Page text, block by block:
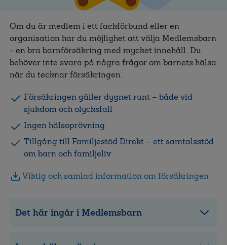
Om du är medlem i ett fackförbund eller en
organisation har du möjlighet att välja Medlemsbarn
- en bra barnförsäkring med mycket innehåll. Du
behöver inte svara på några frågor om barnets hälsa
när du tecknar försäkringen.
Försäkringen gäller dygnet runt – både vid
sjukdom och olycksfall
Ingen hälsoprövning
Tillgång till Familjestöd Direkt – ett samtalsstöd
om barn och familjeliv
Viktig och samlad information om försäkringen
Det här ingår i Medlemsbarn